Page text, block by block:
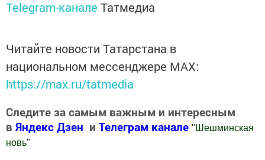
Telegram-канале Татмедиа
Читайте новости Татарстана в
национальном мессенджере MАХ:
https://max.ru/tatmedia
Следите за самым важным и интересным
в Яндекс Дзен и Телеграм канале " Шешминская
новь"